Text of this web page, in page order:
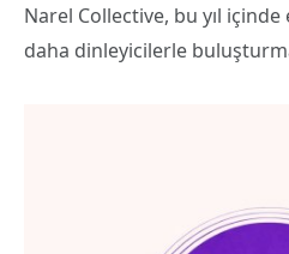
Narel Collective, bu yıl içinde
daha dinleyicilerle